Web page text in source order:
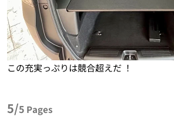
この充実っぷりは競合超えだ ！
5/5 Pages